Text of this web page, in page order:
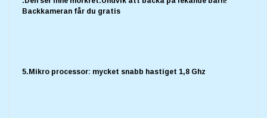
Backkameran får du gratis
5.Mikro processor: mycket snabb hastiget 1,8 Ghz